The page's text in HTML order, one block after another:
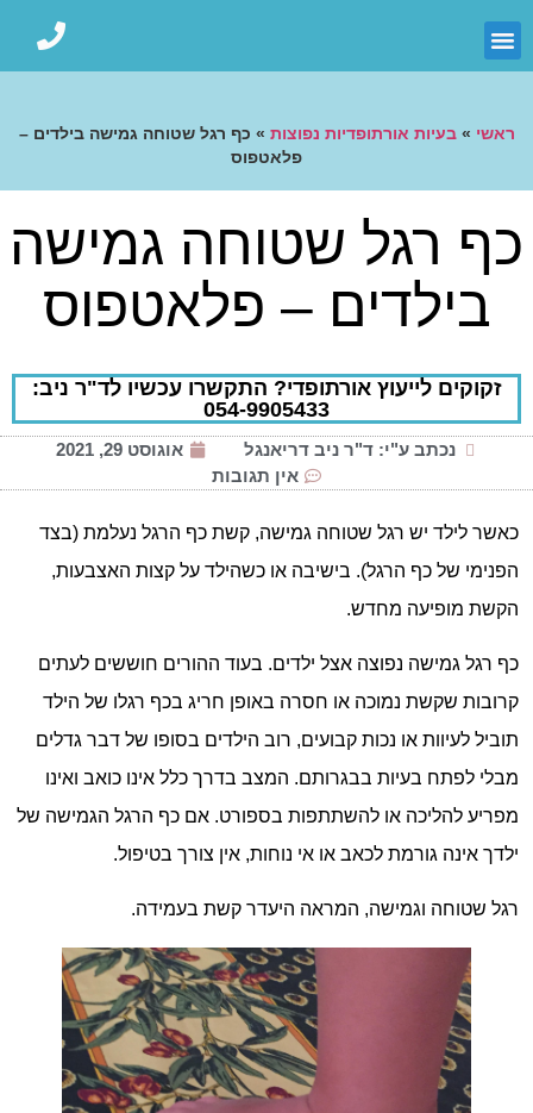
ראשי »בעיות אורתופדיות נפוצות » כף רגל שטוחה גמישה בילדים –
פלאטפוס
כף רגל שטוחה גמישה
בילדים – פלאטפוס
זקוקים לייעוץ אורתופדי? התקשרו עכשיו לד"ר ניב:
054-9905433
נכתב ע"י: ד"ר ניב דריאנגל
אוגוסט 29, 2021
אין תגובות
כאשר לילד יש רגל שטוחה גמישה, קשת כף הרגל נעלמת (בצד
הפנימי של כף הרגל). בישיבה או כשהילד על קצות האצבעות,
הקשת מופיעה מחדש.
כף רגל גמישה נפוצה אצל ילדים. בעוד ההורים חוששים לעתים
קרובות שקשת נמוכה או חסרה באופן חריג בכף רגלו של הילד
תוביל לעיוות או נכות קבועים, רוב הילדים בסופו של דבר גדלים
מבלי לפתח בעיות בבגרותם. המצב בדרך כלל אינו כואב ואינו
מפריע להליכה או להשתתפות בספורט. אם כף הרגל הגמישה של
ילדך אינה גורמת לכאב או אי נוחות, אין צורך בטיפול.
רגל שטוחה וגמישה, המראה היעדר קשת בעמידה.